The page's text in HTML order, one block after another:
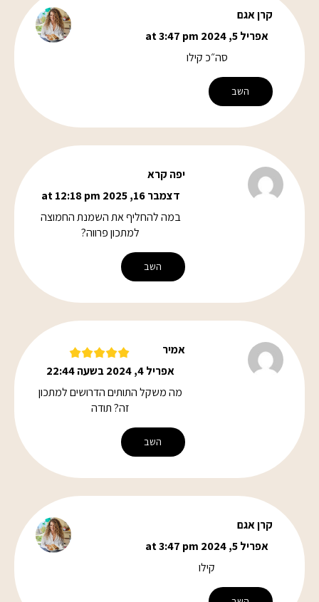
קרן אגם
אפריל 5, 2024 at 3:47 pm
סה״כ קילו
השב
יפה קרא
דצמבר 16, 2025 at 12:18 pm
במה להחליף את השמנת החמוצה
למתכון פרווה?
השב
אמיר
אפריל 4, 2024 בשעה 22:44
מה משקל התותים הדרושים למתכון
זה? תודה
השב
קרן אגם
אפריל 5, 2024 at 3:47 pm
קילו